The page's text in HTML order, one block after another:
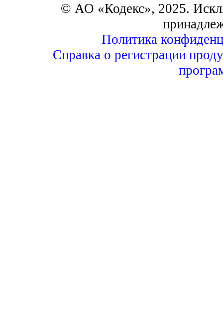
© АО «Кодекс», 2025.
Политика
Справка о регистрации